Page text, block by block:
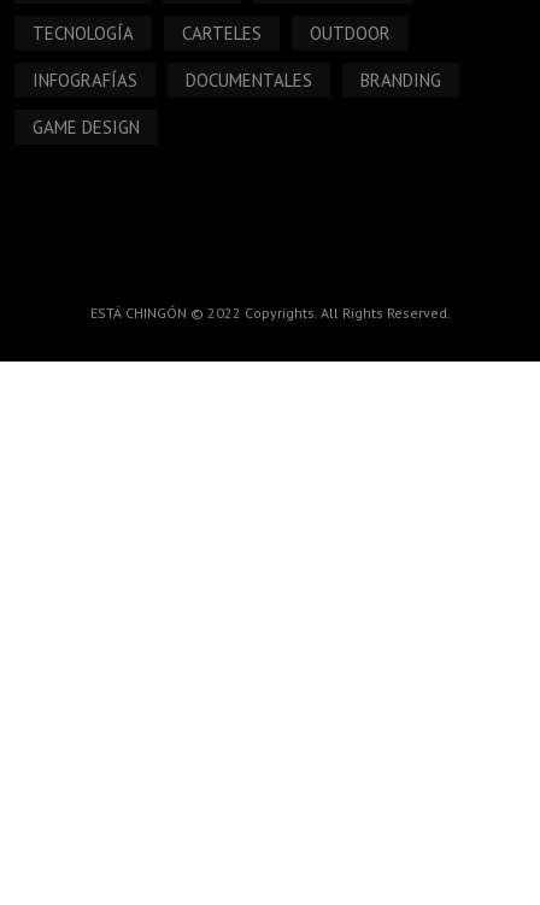
TECNOLOGÍA CARTELES OUTDOOR
INFOGRAFÍAS DOCUMENTALES BRANDING
GAME DESIGN
ESTÁ CHINGÓN © 2022 Copyrights. All Rights Reserved.